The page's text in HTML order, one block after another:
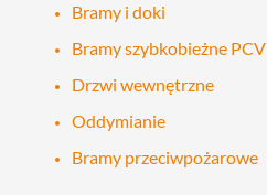
Bramy i doki
Bramy szybkobieżne PCV
Drzwi wewnętrzne
Oddymianie
Bramy przeciwpożarowe